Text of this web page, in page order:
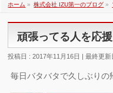
ホーム » 株式会社 IZU第一のブログ »
頑張ってる人を応援
投稿日 : 2017年11月16日 最終更新
毎日バタバタで久しぶり